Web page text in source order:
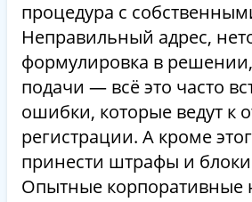
процедура с
Неправильный адрес,
формулировка в
подачи — всё это часто
ошибки, которые ведут к
регистрации. А кроме
принести штрафы и
Опытные корпоративные